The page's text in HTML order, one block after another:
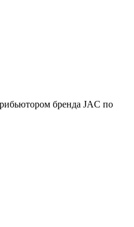
бренда JAC по